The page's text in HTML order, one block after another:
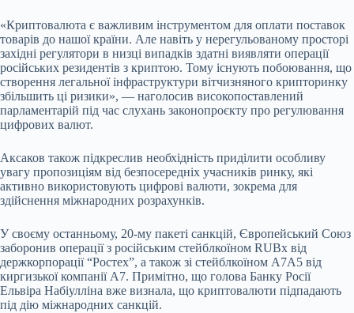
«Криптовалюта є важливим інструментом для оплати поставок
товарів до нашої країни. Але навіть у нерегульованому просторі
західні регулятори в низці випадків здатні виявляти операції
російських резидентів з криптою. Тому існують побоювання, що
створення легальної інфраструктури вітчизняного крипторинку
збільшить ці ризики», — наголосив високопоставлений
парламентарій під час слухань законопроєкту про регулювання
цифрових валют.
Аксаков також підкреслив необхідність приділити особливу
увагу пропозиціям від безпосередніх учасників ринку, які
активно використовують цифрові валюти, зокрема для
здійснення міжнародних розрахунків.
У своєму останньому, 20-му пакеті санкцій, Європейський Союз
заборонив операції з російським стейблкоїном RUBx від
держкорпорації “Ростех”, а також зі стейблкоїном А7А5 від
киргизької компанії А7. Примітно, що голова Банку Росії
Ельвіра Набіулліна вже визнала, що криптовалюти підпадають
під дію міжнародних санкцій.